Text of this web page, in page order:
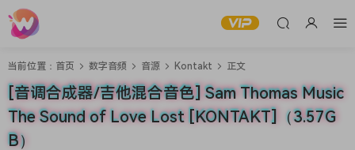
当前位置： 首页 数字音频 音源 Kontakt 正文
[音调合成器/吉他混合音色] Sam Thomas Music
The Sound of Love Lost [KONTAKT]（3.57G
B）